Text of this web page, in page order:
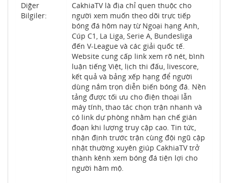
Diğer
Bilgiler:
CakhiaTV là địa chỉ quen thuộc cho
người xem muốn theo dõi trực tiếp
bóng đá hôm nay từ Ngoại hạng Anh,
Cúp C1, La Liga, Serie A, Bundesliga
đến V-League và các giải quốc tế.
Website cung cấp link xem rõ nét, bình
luận tiếng Việt, lịch thi đấu, livescore,
kết quả và bảng xếp hạng để người
dùng nắm trọn diễn biến bóng đá. Nền
tảng được tối ưu cho điện thoại lẫn
máy tính, thao tác chọn trận nhanh và
có link dự phòng nhằm hạn chế gián
đoạn khi lượng truy cập cao. Tin tức,
nhận định trước trận cùng đội ngũ cập
nhật thường xuyên giúp CakhiaTV trở
thành kênh xem bóng đá tiện lợi cho
người hâm mộ.